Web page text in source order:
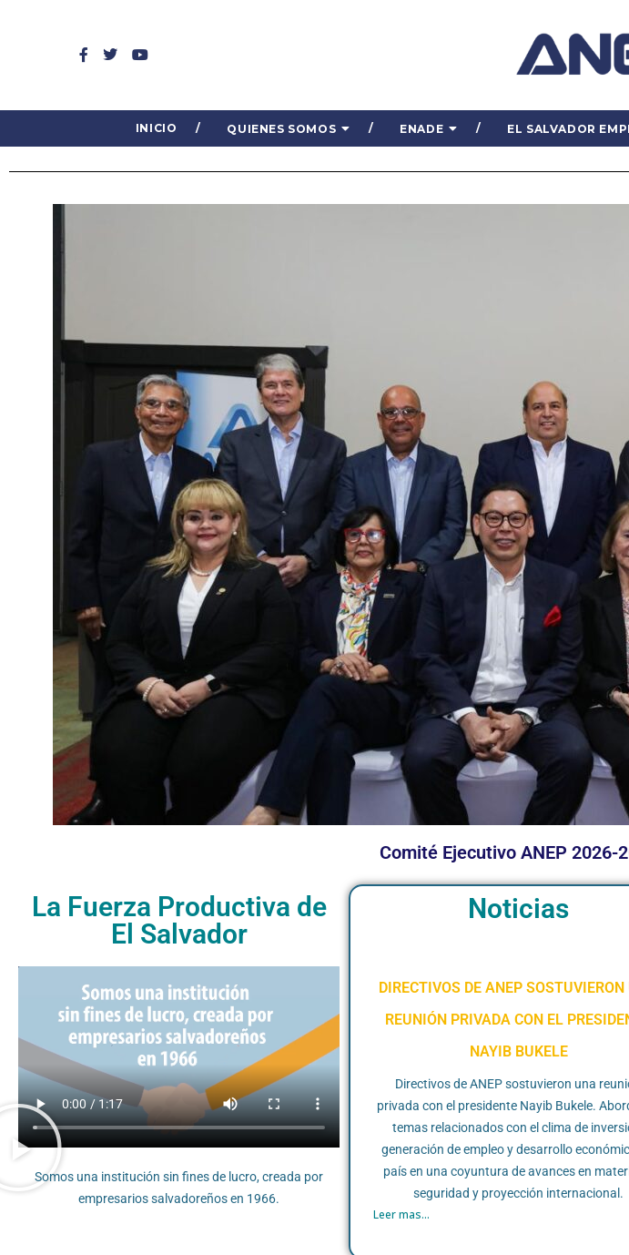
INICIO QUIENES SOMOS ENADE EL SALVADOR
Comité Ejecutivo ANEP 2026-
La Fuerza Productiva de
El Salvador
Somos una institución sin fines de lucro, creada por
empresarios salvadoreños en 1966.
Noticias
DIRECTIVOS DE ANEP
REUNIÓN PRIVADA CON EL
NAYIB BUKELE
Directivos de ANEP sostuvieron una
privada con el presidente Nayib Bukele.
temas relacionados con el clima de
generación de empleo y desarrollo
país en una coyuntura de avances en
seguridad y proyección internacional.
Leer mas...